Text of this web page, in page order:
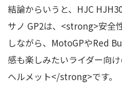
結論からいうと、HJC
サノ GP2は、<strong>安全
しながら、MotoGPやRed
感も楽しみたいライダー向
ヘルメット</strong>です。